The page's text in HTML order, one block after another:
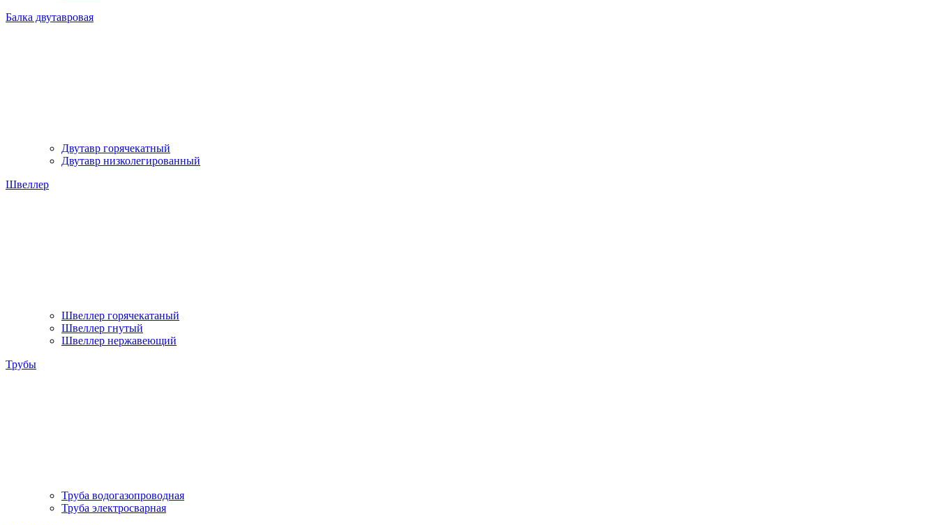
Балка двутавровая
Двутавр горячекатный
Двутавр низколегированный
Швеллер
Швеллер горячекатаный
Швеллер гнутый
Швеллер нержавеющий
Трубы
Труба водогазопроводная
Труба электросварная